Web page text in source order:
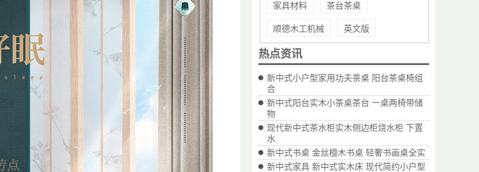
家具材料 茶台茶桌
顺德木工机械 英文版
热点资讯
新中式小户型家用功夫茶桌 阳台茶桌椅组
合
新中式阳台实木小茶桌茶台 一桌两椅带储
物
现代新中式茶水柜实木侧边柜烧水柜 下置
水
新中式书桌 金丝檀木书桌 轻奢书画桌全实
新中式家具 新中式实木床 现代简约小户型